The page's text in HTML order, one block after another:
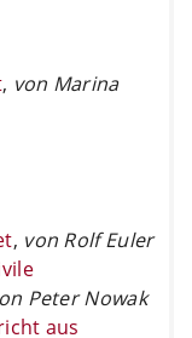
, von Marina
, von Rolf Euler
Peter Nowak
aus